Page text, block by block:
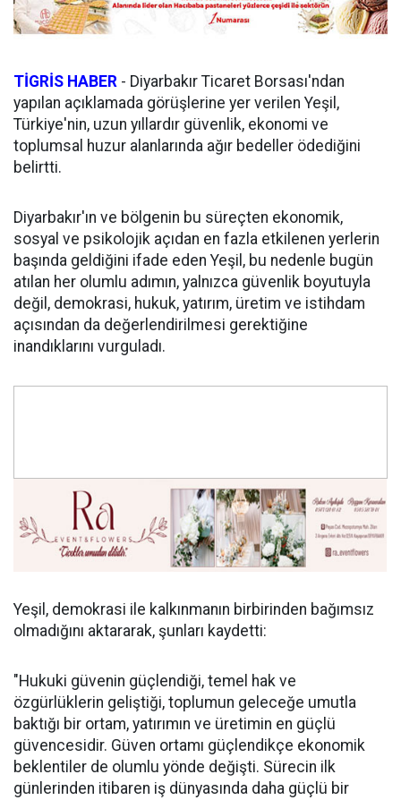
TİGRİS HABER - Diyarbakır Ticaret Borsası'ndan
yapılan açıklamada görüşlerine yer verilen Yeşil,
Türkiye'nin, uzun yıllardır güvenlik, ekonomi ve
toplumsal huzur alanlarında ağır bedeller ödediğini
belirtti.
Diyarbakır'ın ve bölgenin bu süreçten ekonomik,
sosyal ve psikolojik açıdan en fazla etkilenen yerlerin
başında geldiğini ifade eden Yeşil, bu nedenle bugün
atılan her olumlu adımın, yalnızca güvenlik boyutuyla
değil, demokrasi, hukuk, yatırım, üretim ve istihdam
açısından da değerlendirilmesi gerektiğine
inandıklarını vurguladı.
Yeşil, demokrasi ile kalkınmanın birbirinden bağımsız
olmadığını aktararak, şunları kaydetti:
"Hukuki güvenin güçlendiği, temel hak ve
özgürlüklerin geliştiği, toplumun geleceğe umutla
baktığı bir ortam, yatırımın ve üretimin en güçlü
güvencesidir. Güven ortamı güçlendikçe ekonomik
beklentiler de olumlu yönde değişti. Sürecin ilk
günlerinden itibaren iş dünyasında daha güçlü bir